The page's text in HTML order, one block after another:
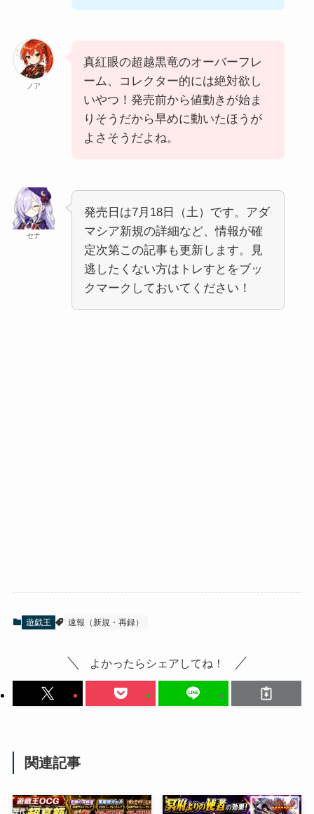
ノア
真紅眼の超越黒竜のオーバーフレ
ーム、コレクター的には絶対欲し
いやつ！発売前から値動きが始ま
りそうだから早めに動いたほうが
よさそうだよね。
セナ
発売日は7月18日（土）です。アダ
マシア新規の詳細など、情報が確
定次第この記事も更新します。見
逃したくない方はトレすとをブッ
クマークしておいてください！
遊戯王 速報（新規・再録）
よかったらシェアしてね！
関連記事